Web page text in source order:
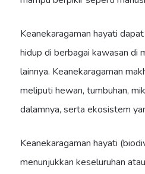
Keanekaragaman hayati
hidup di berbagai kawasan di
lainnya. Keanekaragaman
meliputi hewan, tumbuhan,
dalamnya, serta ekosistem
Keanekaragaman hayati
menunjukkan keseluruhan